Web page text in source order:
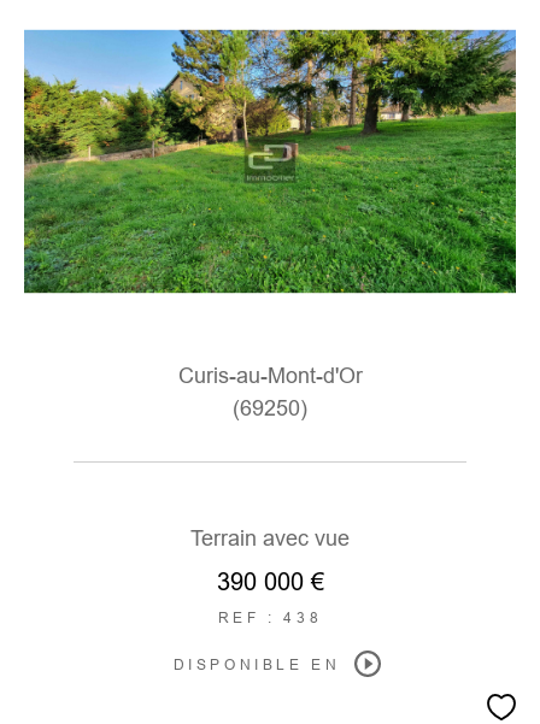
Curis-au-Mont-d'Or
(69250)
Terrain avec vue
390 000 €
REF : 438
DISPONIBLE EN